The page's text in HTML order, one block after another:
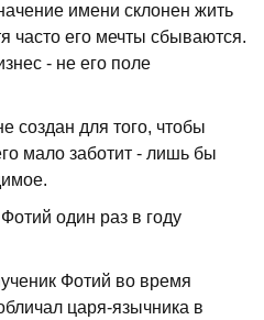
имени склонен жить
часто его мечты сбываются.
- не его поле
создан для того, чтобы
мало заботит - лишь бы
один раз в году
Фотий во время
царя-язычника в